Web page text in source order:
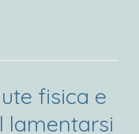
fisica e
lamentarsi